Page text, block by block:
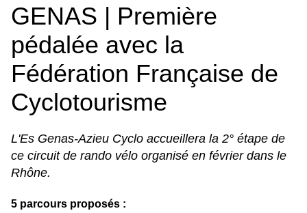
GENAS | Première
pédalée avec la
Fédération Française de
Cyclotourisme
L'Es Genas-Azieu Cyclo accueillera la 2° étape de
ce circuit de rando vélo organisé en février dans le
Rhône.
5 parcours proposés :